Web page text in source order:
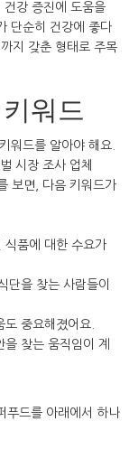
강 증진에 도움을
단순히 건강에 좋다
지 갖춘 형태로 주목
워드
워드를 알아야 해요.
시장 조사 업체
보면, 다음 키워드가
식품에 대한 수요가
단을 찾는 사람들이
중요해졌어요.
찾는 움직임이 계
푸드를 아래에서 하나